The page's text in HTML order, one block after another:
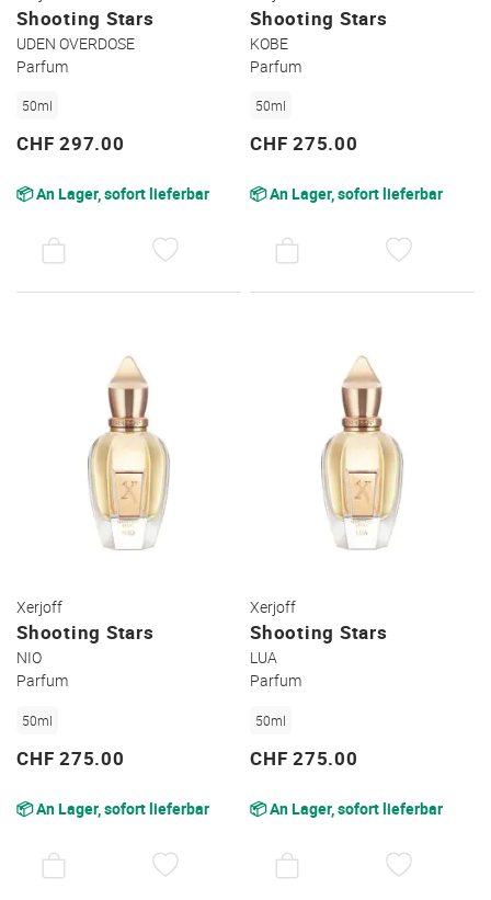
Shooting Stars
UDEN OVERDOSE
Parfum
50ml
CHF 297.00
📦 An Lager, sofort lieferbar
Shooting Stars
KOBE
Parfum
50ml
CHF 275.00
📦 An Lager, sofort lieferbar
Xerjoff
Shooting Stars
NIO
Parfum
50ml
CHF 275.00
📦 An Lager, sofort lieferbar
Xerjoff
Shooting Stars
LUA
Parfum
50ml
CHF 275.00
📦 An Lager, sofort lieferbar